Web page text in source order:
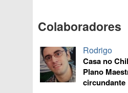
Colaboradores
Rodrigo
Casa no
Plano
circundante